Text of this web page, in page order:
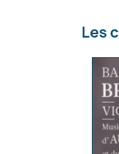
Les